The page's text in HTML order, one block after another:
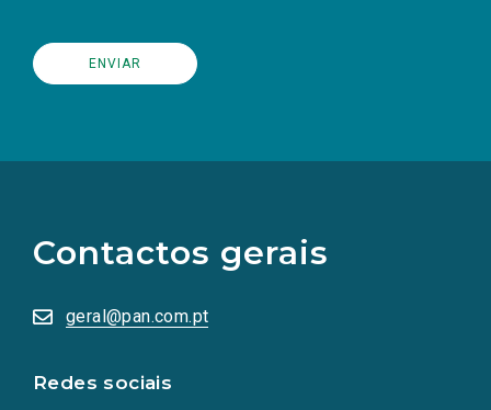
Contactos gerais
geral@pan.com.pt
Redes sociais
redes
sociais
numa
nova